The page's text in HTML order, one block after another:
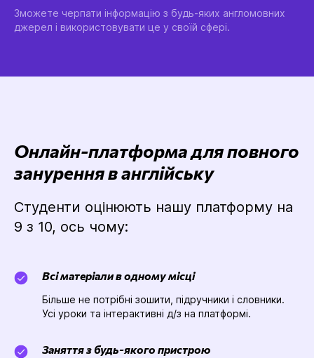
Зможете черпати інформацію з будь-яких англомовних
джерел і використовувати це у своїй сфері.
Онлайн-платформа для повного
занурення в англійську
Студенти оцінюють нашу платформу на
9 з 10, ось чому:
Всі матеріали в одному місці
Більше не потрібні зошити, підручники і словники.
Усі уроки та інтерактивні д/з на платформі.
Заняття з будь-якого пристрою